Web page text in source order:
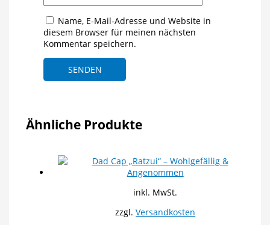
Name, E-Mail-Adresse und Website in
diesem Browser für meinen nächsten
Kommentar speichern.
Ähnliche Produkte
inkl. MwSt.
zzgl.Versandkosten